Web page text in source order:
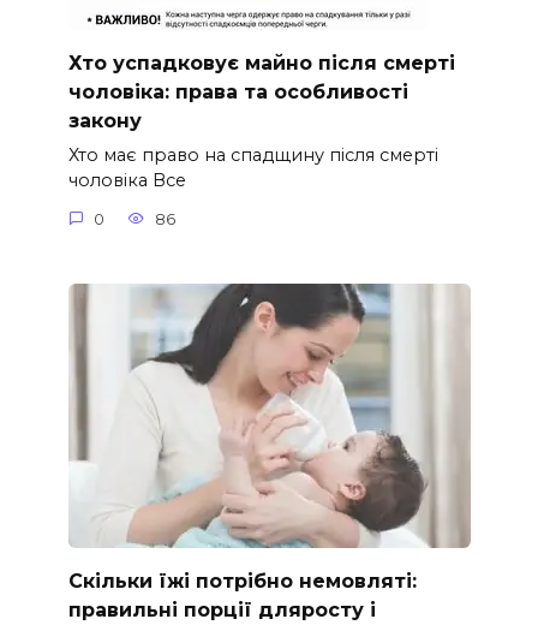
Хто успадковує майно після смерті
чоловіка: права та особливості
закону
Хто має право на спадщину після смерті
чоловіка Все
0 86
Скільки їжі потрібно немовляті:
правильні порції дляросту і